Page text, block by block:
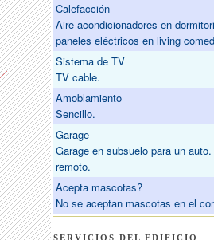
Calefacción
Aire acondicionadores en
paneles eléctricos en living
Sistema de TV
TV cable.
Amoblamiento
Sencillo.
Garage
Garage en subsuelo para un
remoto.
Acepta mascotas?
No se aceptan mascotas en el
SERVICIOS DEL EDIFICIO